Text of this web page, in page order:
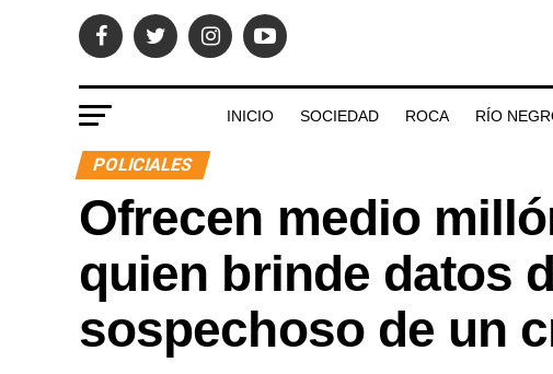
INICIO SOCIEDAD ROCA RÍO
POLICIALES
Ofrecen medio
quien brinde datos
sospechoso de un